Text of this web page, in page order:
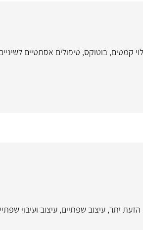
קמטים, בוטוקס, טיפולים אסתטיים
הזעת יתר, עיצוב שפתיים, עיצוב ועיבוי